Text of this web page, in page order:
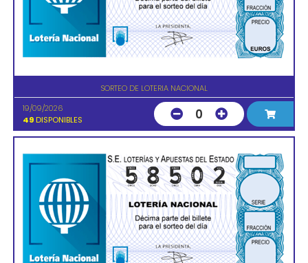
SORTEO DE LOTERIA NACIONAL
19/09/2026
49 DISPONIBLES 0